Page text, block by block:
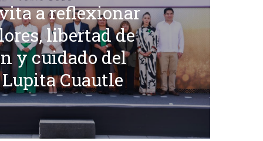
a reflexionar
libertad de
y cuidado del
Cuautle